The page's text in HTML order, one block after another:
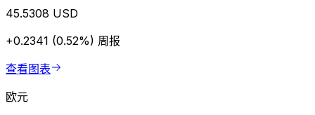
45.5308 USD
+0.2341 (0.52%) 周报
查看图表
欧元